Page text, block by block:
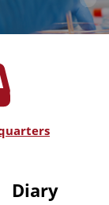
Diary